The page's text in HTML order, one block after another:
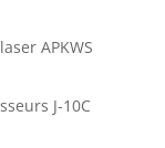
APKWS
J-10C